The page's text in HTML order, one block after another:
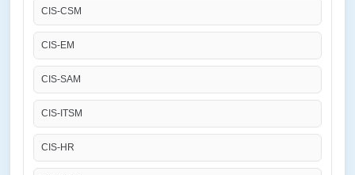
CIS-CSM
CIS-EM
CIS-SAM
CIS-ITSM
CIS-HR